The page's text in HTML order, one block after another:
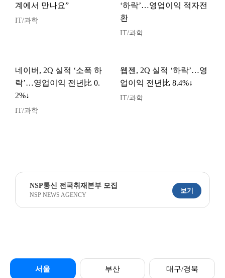
계에서 만나요”
IT/과학
‘하락’…영업이익 적자전
환
IT/과학
네이버, 2Q 실적 ‘소폭 하
락’…영업이익 전년比 0.
2%↓
IT/과학
웹젠, 2Q 실적 ‘하락’…영
업이익 전년比 8.4%↓
IT/과학
NSP통신 전국취재본부 모집
NSP NEWS AGENCY
보기
서울 부산 대구/경북